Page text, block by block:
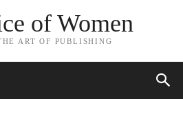
of Women
ART OF PUBLISHING